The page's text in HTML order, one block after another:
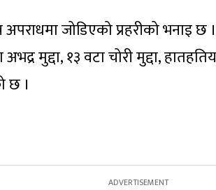
जोडिएको प्रहरीको भनाइ छ
मुद्दा, १३ वटा चोरी मुद्दा,
छ ।